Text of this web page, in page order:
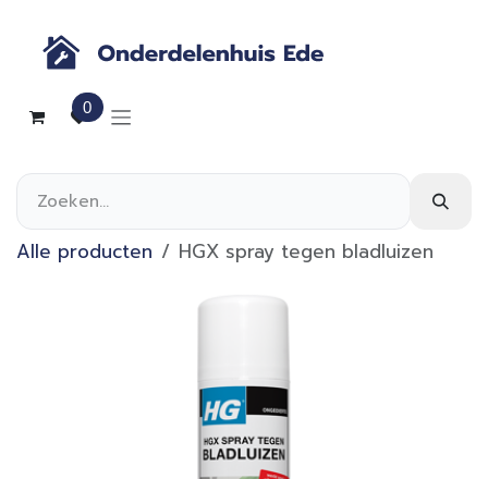
0
Alle producten HGX spray tegen bladluizen